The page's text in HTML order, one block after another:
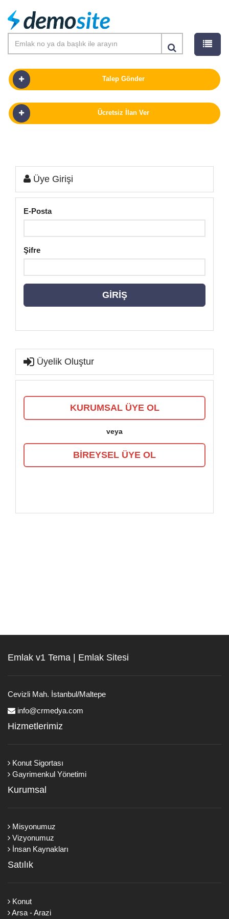
Talep Gönder
Ücretsiz İlan Ver
KIRALIK
PROJELER
İLETISIM
Üye Girişi
E-Posta
Şifre
GİRİŞ
Üyelik Oluştur
KURUMSAL ÜYE OL
veya
BİREYSEL ÜYE OL
Emlak v1 Tema | Emlak Sitesi
Cevizli Mah. İstanbul/Maltepe
info@crmedya.com
Hizmetlerimiz
Konut Sigortası
Gayrimenkul Yönetimi
Kurumsal
Misyonumuz
Vizyonumuz
İnsan Kaynakları
Satılık
Konut
Arsa - Arazi